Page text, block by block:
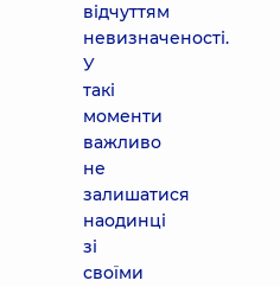
відчуттям
невизначеності.
У
такі
моменти
важливо
не
залишатися
наодинці
зі
своїми